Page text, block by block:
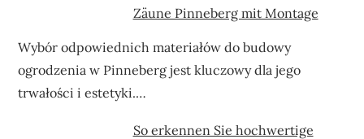
Zäune Pinneberg mit Montage
Wybór odpowiednich materiałów do budowy
ogrodzenia w Pinneberg jest kluczowy dla jego
trwałości i estetyki.…
So erkennen Sie hochwertige